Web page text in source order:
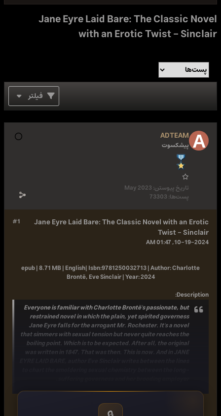
Jane Eyre Laid Bare: The Classic Novel
with an Erotic Twist - Sinclair
فیلتر
ADTEAM
پیشکسوت
تاریخ پیوستن:May 2023
پست‌ها:73303
#1
Jane Eyre Laid Bare: The Classic Novel with an Erotic
Twist - Sinclair
10-19-2024, 01:47 AM
epub | 8.71 MB | English|Isbn:9781250032713 |Author:Charlotte
Brontë, Eve Sinclair |Year:2024
Description
:
Everyone is familiar with Charlotte Brontë's passionate, but
restrained novel in which the plain, yet spirited governess
Jane Eyre falls for the arrogant Mr. Rochester. It's a novel
that simmers with sexual tension but never quite reaches the
boiling point. Which is to be expected. After all, the original
was written in 1847. That was then. This is now. And in JANE
Hall her sexual desires are awakened. Who is the enigmatic